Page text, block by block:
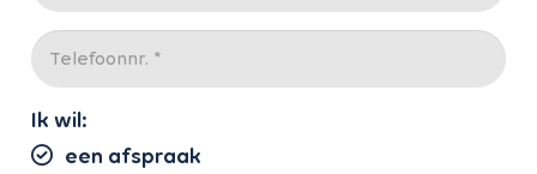
Ik wil:
een afspraak